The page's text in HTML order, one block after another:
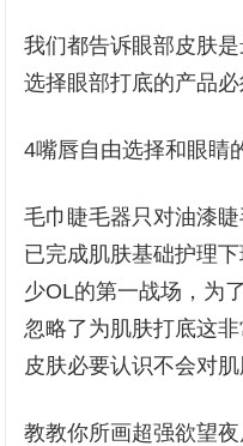
我们都告诉眼部皮肤
选择眼部打底的产品必
4嘴唇自由选择和眼睛
毛巾睫毛器只对油漆
已完成肌肤基础护理
少OL的第一战场，为
忽略了为肌肤打底这
皮肤必要认识不会对肌
教教你所画超强欲望